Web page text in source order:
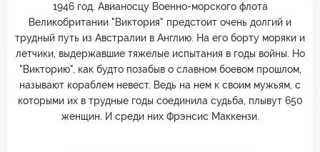
1946 год. Авианосцу Военно-морского флота
Великобритании "Виктория" предстоит очень долгий и
трудный путь из Австралии в Англию. На его борту моряки и
летчики, выдержавшие тяжелые испытания в годы войны. Но
"Викторию", как будто позабыв о славном боевом прошлом,
называют кораблем невест. Ведь на нем к своим мужьям, с
которыми их в трудные годы соединила судьба, плывут 650
женщин. И среди них Фрэнсис Маккензи.